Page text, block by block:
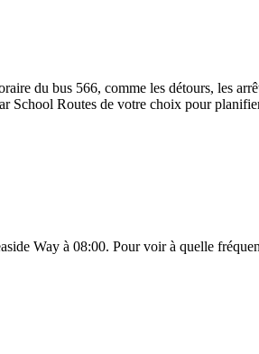
du bus 566, comme les détours, les
School Routes de votre choix pour
Way à 08:00. Pour voir à quelle